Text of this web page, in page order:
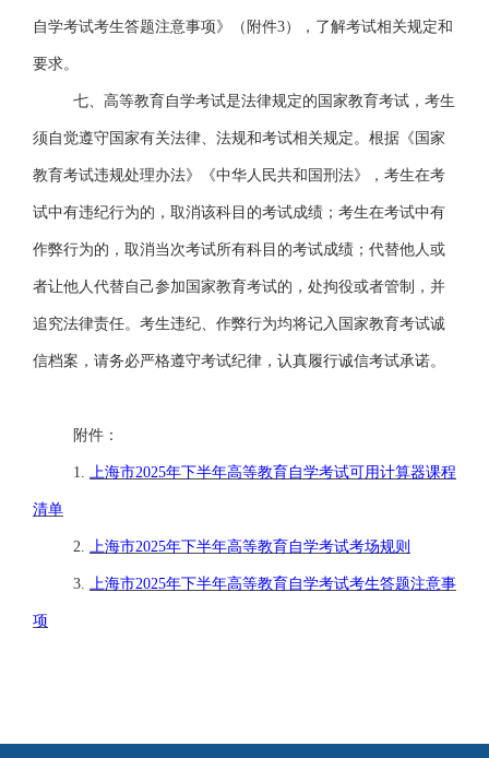
自学考试考生答题注意事项》（附件3），了解考试相关规定和
要求。
七、高等教育自学考试是法律规定的国家教育考试，考生
须自觉遵守国家有关法律、法规和考试相关规定。根据《国家
教育考试违规处理办法》《中华人民共和国刑法》，考生在考
试中有违纪行为的，取消该科目的考试成绩；考生在考试中有
作弊行为的，取消当次考试所有科目的考试成绩；代替他人或
者让他人代替自己参加国家教育考试的，处拘役或者管制，并
追究法律责任。考生违纪、作弊行为均将记入国家教育考试诚
信档案，请务必严格遵守考试纪律，认真履行诚信考试承诺。
附件：
1. 上海市2025年下半年高等教育自学考试可用计算器课程
清单
2. 上海市2025年下半年高等教育自学考试考场规则
3. 上海市2025年下半年高等教育自学考试考生答题注意事
项